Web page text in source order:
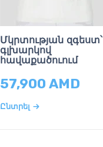
Մկրտության զգեստ՝
գլխարկով
հավաքածուում
57,900 AMD
Ընտրել